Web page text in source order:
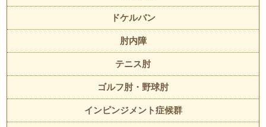
ドケルバン
肘内障
テニス肘
ゴルフ肘・野球肘
インピンジメント症候群